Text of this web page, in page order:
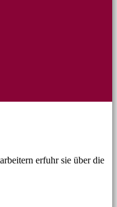
erfuhr sie über die